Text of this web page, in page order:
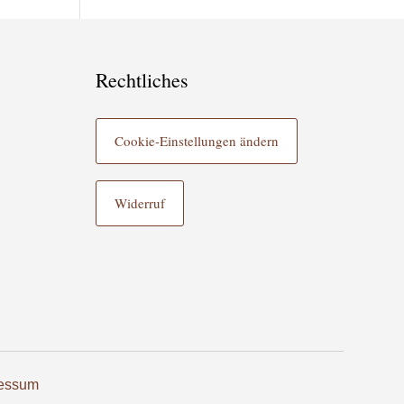
Rechtliches
Cookie-Einstellungen ändern
Widerruf